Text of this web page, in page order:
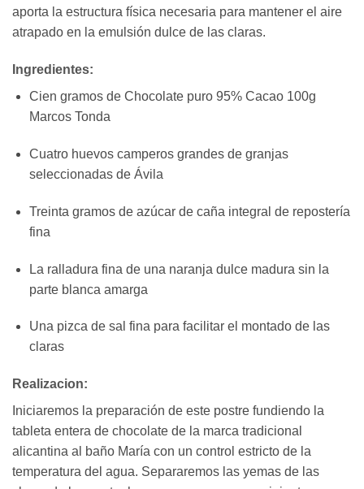
aporta la estructura física necesaria para mantener el aire
atrapado en la emulsión dulce de las claras.
Ingredientes:
Cien gramos de Chocolate puro 95% Cacao 100g
Marcos Tonda
Cuatro huevos camperos grandes de granjas
seleccionadas de Ávila
Treinta gramos de azúcar de caña integral de repostería
fina
La ralladura fina de una naranja dulce madura sin la
parte blanca amarga
Una pizca de sal fina para facilitar el montado de las
claras
Realizacion:
Iniciaremos la preparación de este postre fundiendo la
tableta entera de chocolate de la marca tradicional
alicantina al baño María con un control estricto de la
temperatura del agua. Separaremos las yemas de las